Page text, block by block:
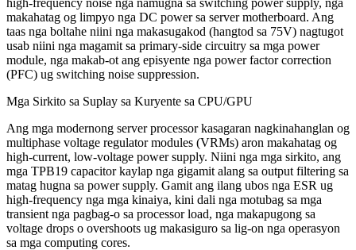
high-frequency noise nga namugna sa switching power supply, nga
makahatag og limpyo nga DC power sa server motherboard. Ang
taas nga boltahe niini nga makasugakod (hangtod sa 75V) nagtugot
usab niini nga magamit sa primary-side circuitry sa mga power
module, nga makab-ot ang episyente nga power factor correction
(PFC) ug switching noise suppression.
Mga Sirkito sa Suplay sa Kuryente sa CPU/GPU
Ang mga modernong server processor kasagaran nagkinahanglan og
multiphase voltage regulator modules (VRMs) aron makahatag og
high-current, low-voltage power supply. Niini nga mga sirkito, ang
mga TPB19 capacitor kaylap nga gigamit alang sa output filtering sa
matag hugna sa power supply. Gamit ang ilang ubos nga ESR ug
high-frequency nga mga kinaiya, kini dali nga motubag sa mga
transient nga pagbag-o sa processor load, nga makapugong sa
voltage drops o overshoots ug makasiguro sa lig-on nga operasyon
sa mga computing cores.